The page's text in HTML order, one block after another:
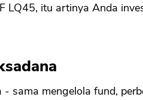
LQ45, itu artinya Anda
sama mengelola fund,